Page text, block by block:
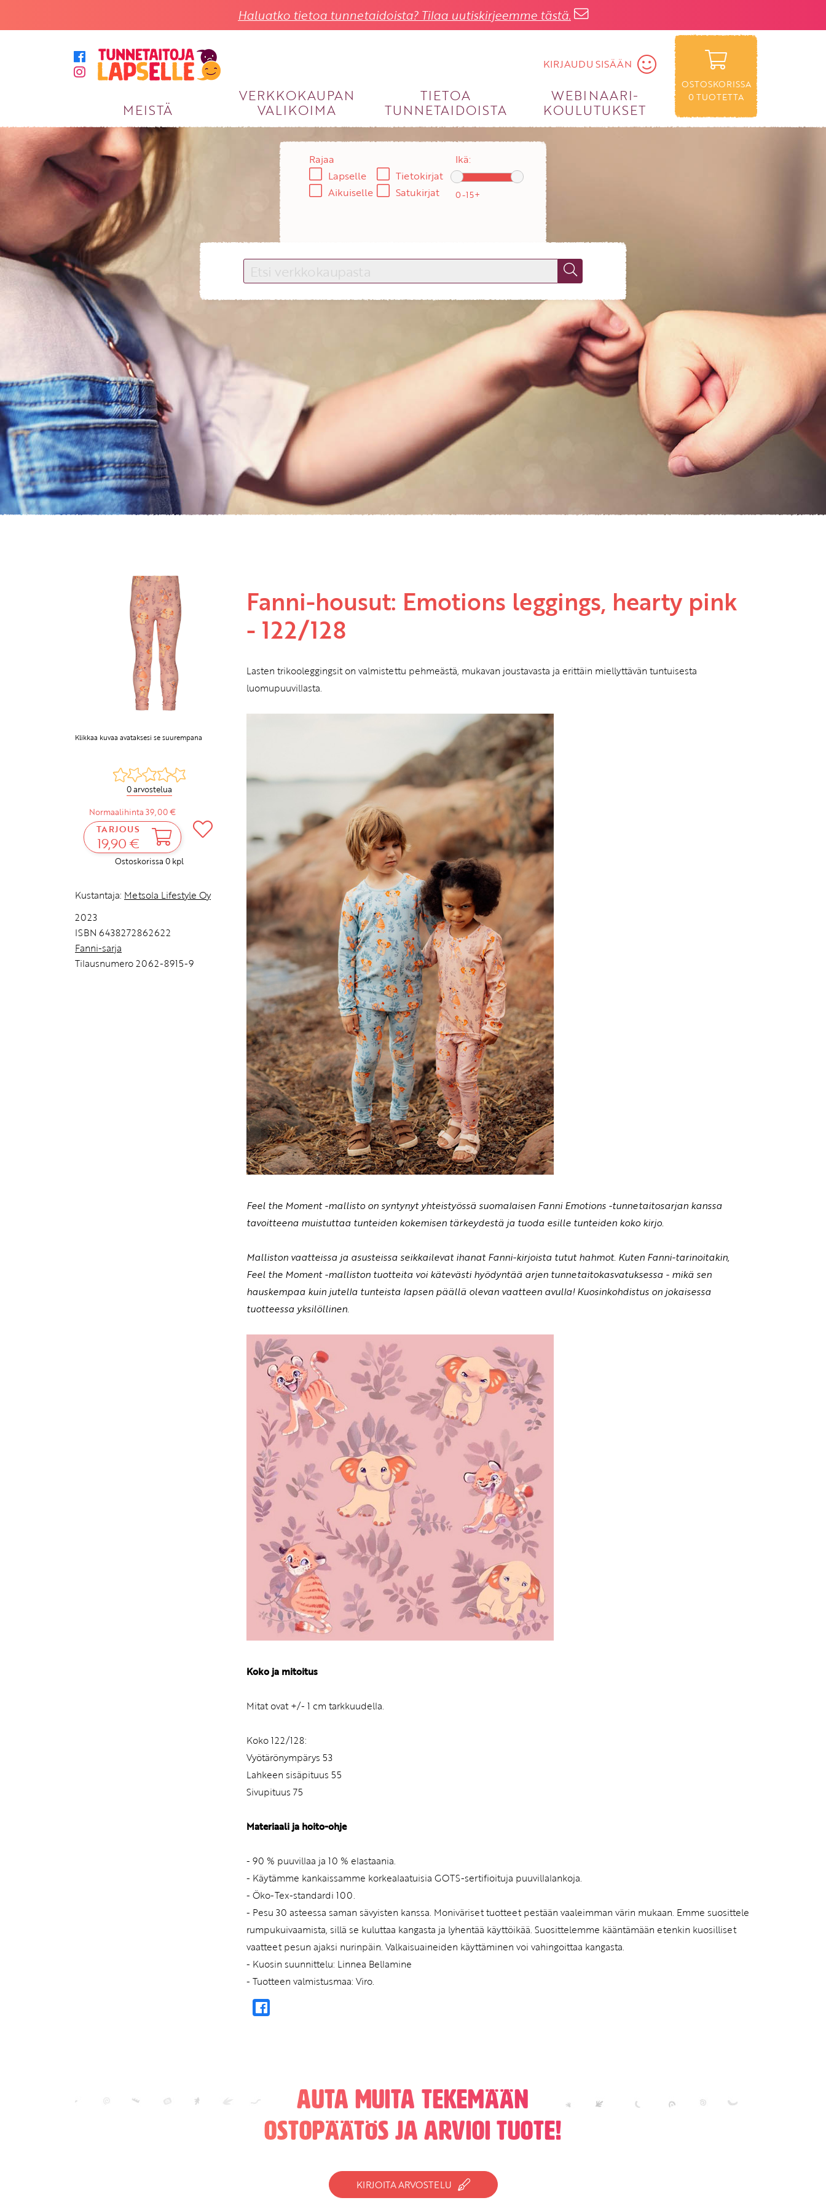
Haluatko tietoa tunnetaidoista? Tilaa uutiskirjeemme tästä.
KIRJAUDU SISÄÄN
MEISTÄ
VERKKOKAUPAN
VALIKOIMA
TIETOA
TUNNETAIDOISTA
WEBINAARI­
KOULUTUKSET
OSTOSKORISSA
0TUOTETTA
KIRJAUDU SISÄÄN
Käyttäjätunnus
Salasana
Etkö ole vielä asiakkaamme?
Luo asiakastili tästä!
Rajaa
Lapselle
Aikuiselle
Tietokirjat
Satukirjat
Ikä:
Klikkaa kuvaa avataksesi se suurempana
0 arvostelua
Normaalihinta 39,00 €
TARJOUS
19,90 €
Ostoskorissa 0kpl
Kustantaja: Metsola Lifestyle Oy
2023
ISBN 6438272862622
Fanni-sarja
Tilausnumero 2062-8915-9
Fanni-housut: Emotions leggings, hearty pink
- 122/128
Lasten trikooleggingsit on valmistettu pehmeästä, mukavan joustavasta ja erittäin miellyttävän tuntuisesta
luomupuuvillasta.
Feel the Moment -mallisto on syntynyt yhteistyössä suomalaisen Fanni Emotions -tunnetaitosarjan kanssa
tavoitteena muistuttaa tunteiden kokemisen tärkeydestä ja tuoda esille tunteiden koko kirjo.
Malliston vaatteissa ja asusteissa seikkailevat ihanat Fanni-kirjoista tutut hahmot. Kuten Fanni-tarinoitakin,
Feel the Moment -malliston tuotteita voi kätevästi hyödyntää arjen tunnetaitokasvatuksessa - mikä sen
hauskempaa kuin jutella tunteista lapsen päällä olevan vaatteen avulla! Kuosinkohdistus on jokaisessa
tuotteessa yksilöllinen.
Koko ja mitoitus
Mitat ovat +/- 1 cm tarkkuudella.
Koko 122/128:
Vyötärönympärys 53
Lahkeen sisäpituus 55
Sivupituus 75
Materiaali ja hoito-ohje
- 90 % puuvillaa ja 10 % elastaania.
- Käytämme kankaissamme korkealaatuisia GOTS-sertifioituja puuvillalankoja.
- Öko-Tex-standardi 100.
- Pesu 30 asteessa saman sävyisten kanssa. Moniväriset tuotteet pestään vaaleimman värin mukaan. Emme suosittele
rumpukuivaamista, sillä se kuluttaa kangasta ja lyhentää käyttöikää. Suosittelemme kääntämään etenkin kuosilliset
vaatteet pesun ajaksi nurinpäin. Valkaisuaineiden käyttäminen voi vahingoittaa kangasta.
- Kuosin suunnittelu: Linnea Bellamine
- Tuotteen valmistusmaa: Viro.
Auta muita tekemään
ostopäätös ja arvioi tuote!
KIRJOITA ARVOSTELU